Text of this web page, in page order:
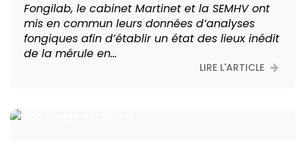
Fongilab, le cabinet Martinet et la SEMHV ont
mis en commun leurs données d’analyses
fongiques afin d’établir un état des lieux inédit
de la mérule en...
LIRE L'ARTICLE